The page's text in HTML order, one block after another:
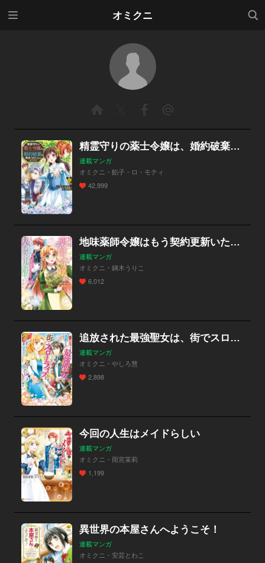
オミクニ
検索
精霊守りの薬士令嬢は、婚約破棄を突きつけられたようです
連載マンガ
オミクニ・餡子・ロ・モティ
42,999
地味薬師令嬢はもう契約更新いたしません。 ざまぁ？ 没落？ 私には関係ないことです
連載マンガ
オミクニ・鏑木うりこ
6,012
追放された最強聖女は、街でスローライフを送りたい！
連載マンガ
オミクニ・やしろ慧
2,898
今回の人生はメイドらしい
連載マンガ
オミクニ・雨宮茉莉
1,199
異世界の本屋さんへようこそ！
連載マンガ
オミクニ・安芸とわこ